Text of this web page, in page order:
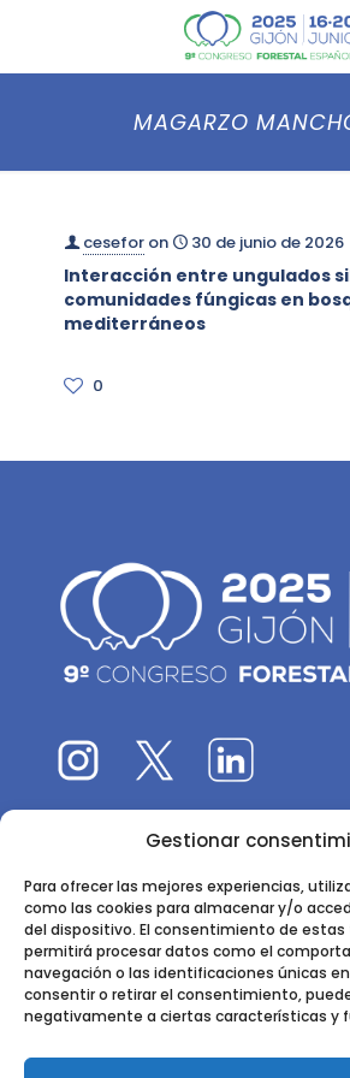
Gestionar
Para ofrecer las mejores experiencias,
como las cookies para almacenar y/o
del dispositivo. El consentimiento de
permitirá procesar datos como el
navegación o las identificaciones únicas
consentir o retirar el consentimiento,
negativamente a ciertas características y
MAGARZO
cesefor on 30 de junio de 2026
Interacción entre ungulados
comunidades fúngicas en
mediterráneos
0
El 9CFE es una actividad promovida
Instituto de Ciencias
Ctra. de la Coruña km 7,5 -